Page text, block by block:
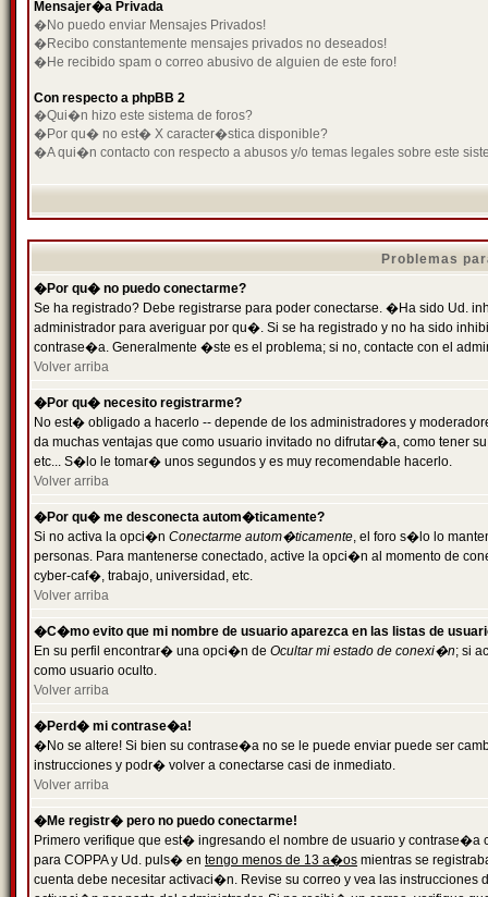
Mensajer�a Privada
�No puedo enviar Mensajes Privados!
�Recibo constantemente mensajes privados no deseados!
�He recibido spam o correo abusivo de alguien de este foro!
Con respecto a phpBB 2
�Qui�n hizo este sistema de foros?
�Por qu� no est� X caracter�stica disponible?
�A qui�n contacto con respecto a abusos y/o temas legales sobre este
Problemas
�Por qu� no puedo conectarme?
Se ha registrado? Debe registrarse para poder conectarse. �Ha sido Ud.
administrador para averiguar por qu�. Si se ha registrado y no ha sido
contrase�a. Generalmente �ste es el problema; si no, contacte con el
Volver arriba
�Por qu� necesito registrarme?
No est� obligado a hacerlo -- depende de los administradores y
da muchas ventajas que como usuario invitado no difrutar�a, como tener
etc... S�lo le tomar� unos segundos y es muy recomendable hacerlo.
Volver arriba
�Por qu� me desconecta autom�ticamente?
Si no activa la opci�n Conectarme autom�ticamente, el foro s�lo lo
personas. Para mantenerse conectado, active la opci�n al momento de
cyber-caf�, trabajo, universidad, etc.
Volver arriba
�C�mo evito que mi nombre de usuario aparezca en las listas de
En su perfil encontrar� una opci�n de Ocultar mi estado de conexi�n; si
como usuario oculto.
Volver arriba
�Perd� mi contrase�a!
�No se altere! Si bien su contrase�a no se le puede enviar puede ser
instrucciones y podr� volver a conectarse casi de inmediato.
Volver arriba
�Me registr� pero no puedo conectarme!
Primero verifique que est� ingresando el nombre de usuario y
para COPPA y Ud. puls� en tengo menos de 13 a�os mientras se
cuenta debe necesitar activaci�n. Revise su correo y vea las